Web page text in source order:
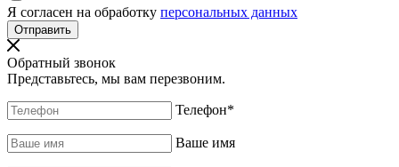
Я согласен на обработку персональных данных
Обратный звонок
Представьтесь, мы вам перезвоним.
Телефон*
Ваше имя